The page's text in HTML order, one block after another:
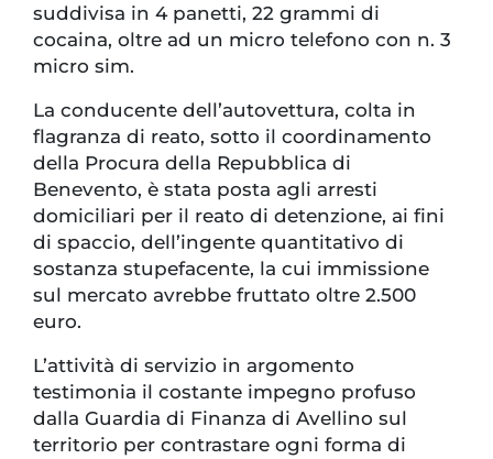
suddivisa in 4 panetti, 22 grammi di
cocaina, oltre ad un micro telefono con n. 3
micro sim.
La conducente dell’autovettura, colta in
flagranza di reato, sotto il coordinamento
della Procura della Repubblica di
Benevento, è stata posta agli arresti
domiciliari per il reato di detenzione, ai fini
di spaccio, dell’ingente quantitativo di
sostanza stupefacente, la cui immissione
sul mercato avrebbe fruttato oltre 2.500
euro.
L’attività di servizio in argomento
testimonia il costante impegno profuso
dalla Guardia di Finanza di Avellino sul
territorio per contrastare ogni forma di